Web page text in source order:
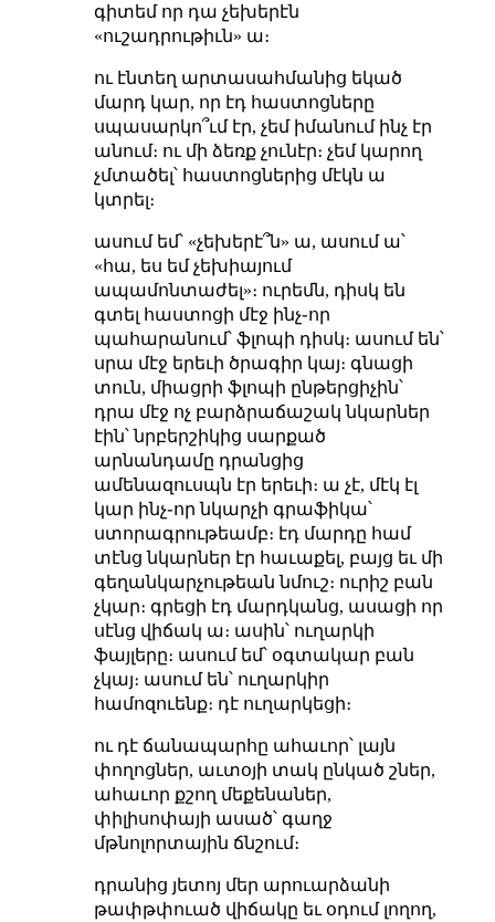
գիտեմ որ դա չեխերէն
«ուշադրութիւն» ա։
ու էնտեղ արտասահմանից եկած
մարդ կար, որ էդ հաստոցները
սպասարկո՞ւմ էր, չեմ իմանում ինչ էր
անում։ ու մի ձեռք չունէր։ չեմ կարող
չմտածել՝ հաստոցներից մէկն ա
կտրել։
ասում եմ՝ «չեխերէ՞ն» ա, ասում ա՝
«հա, ես եմ չեխիայում
ապամոնտաժել»։ ուրեմն, դիսկ են
գտել հաստոցի մէջ ինչ֊որ
պահարանում՝ ֆլոպի դիսկ։ ասում են՝
սրա մէջ երեւի ծրագիր կայ։ գնացի
տուն, միացրի ֆլոպի ընթերցիչին՝
դրա մէջ ոչ բարձրաճաշակ նկարներ
էին՝ նրբերշիկից սարքած
արնանդամը դրանցից
ամենազուսպն էր երեւի։ ա չէ, մէկ էլ
կար ինչ֊որ նկարչի գրաֆիկա՝
ստորագրութեամբ։ էդ մարդը համ
տէնց նկարներ էր հաւաքել, բայց եւ մի
գեղանկարչութեան նմուշ։ ուրիշ բան
չկար։ գրեցի էդ մարդկանց, ասացի որ
սէնց վիճակ ա։ ասին՝ ուղարկի
ֆայլերը։ ասում եմ՝ օգտակար բան
չկայ։ ասում են՝ ուղարկիր
համոզուենք։ դէ ուղարկեցի։
ու դէ ճանապարհը ահաւոր՝ լայն
փողոցներ, աւտօյի տակ ընկած շներ,
ահաւոր քշող մեքենաներ,
փիլիսոփայի ասած՝ գաղջ
մթնոլորտային ճնշում։
դրանից յետոյ մեր արուարձանի
թափթփուած վիճակը եւ օդում լողող,